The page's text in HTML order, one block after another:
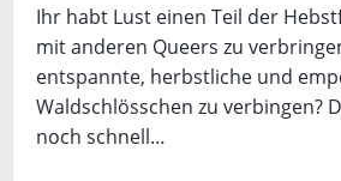
Ihr habt Lust einen Teil der
mit anderen Queers zu
entspannte, herbstliche und
Waldschlösschen zu verbingen?
noch schnell…